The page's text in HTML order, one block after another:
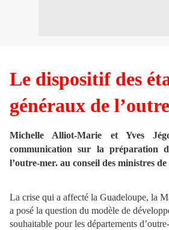
Le dispositif des
généraux de
Michelle Alliot-Marie et Yves
communication sur la préparation
l’outre-mer. au conseil des ministres
La crise qui a affecté la Guadeloupe, la
a posé la question du modèle de
souhaitable pour les départements